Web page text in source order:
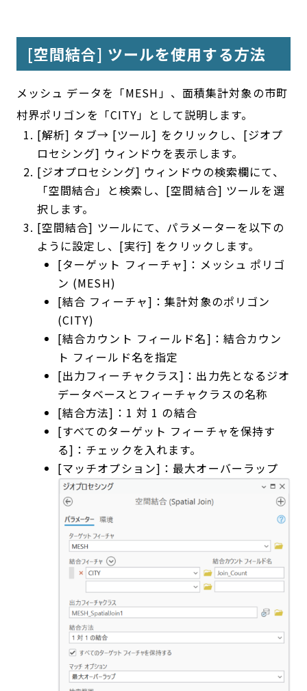
[空間結合] ツールを使用する方法
メッシュ データを「MESH」、面積集計対象の市町
村界ポリゴンを「CITY」として説明します。
[解析] タブ→ [ツール] をクリックし、[ジオプ
ロセシング] ウィンドウを表示します。
[ジオプロセシング] ウィンドウの検索欄にて、
「空間結合」と検索し、[空間結合] ツールを選
択します。
[空間結合] ツールにて、パラメーターを以下の
ように設定し、[実行] をクリックします。
[ターゲット フィーチャ]：メッシュ ポリゴ
ン (MESH)
[結合 フィーチャ]：集計対象のポリゴン
(CITY)
[結合カウント フィールド名]：結合カウン
ト フィールド名を指定
[出力フィーチャクラス]：出力先となるジオ
データベースとフィーチャクラスの名称
[結合方法]：1 対 1 の結合
[すべてのターゲット フィーチャを保持す
る]：チェックを入れます。
[マッチオプション]：最大オーバーラップ